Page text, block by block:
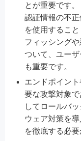
とが重要です。
認証情報の不
を使用するこ
フィッシング
ついて、ユー
も重要です。
エンドポイン
要な攻撃対象
してロールバ
ウェア対策を
を徹底する必要